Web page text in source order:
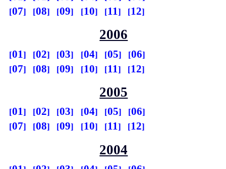
07
08 09 10 11 12
2006
01 02 03 04 05
06
07
08 09 10 11 12
2005
01 02 03 04 05
06
07
08 09 10 11 12
2004